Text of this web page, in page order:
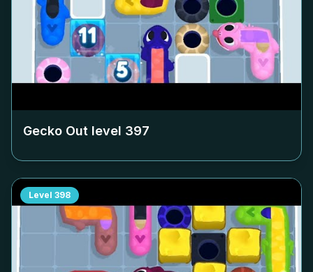
Gecko Out level 397
Level 398